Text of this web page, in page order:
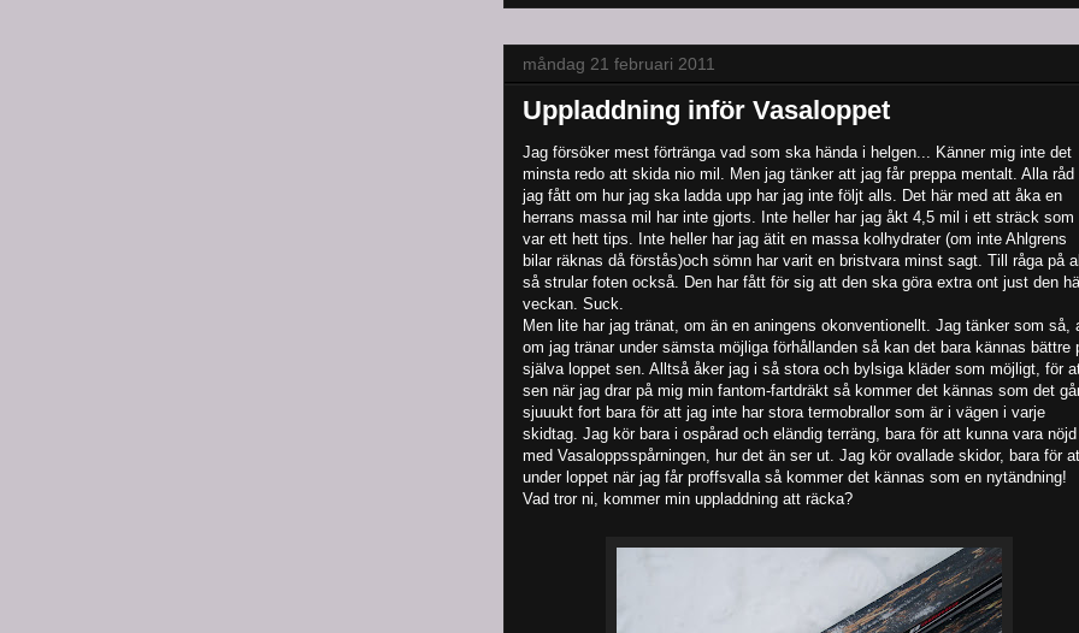
måndag 21 februari 2011
Uppladdning inför Vasaloppet
Jag försöker mest förtränga vad som ska hända i helgen... Känner mig inte det
minsta redo att skida nio mil. Men jag tänker att jag får preppa mentalt. Alla råd
jag fått om hur jag ska ladda upp har jag inte följt alls. Det här med att åka en
herrans massa mil har inte gjorts. Inte heller har jag åkt 4,5 mil i ett sträck som
var ett hett tips. Inte heller har jag ätit en massa kolhydrater (om inte Ahlgrens
bilar räknas då förstås)och sömn har varit en bristvara minst sagt. Till råga på
så strular foten också. Den har fått för sig att den ska göra extra ont just den
veckan. Suck.
Men lite har jag tränat, om än en aningens okonventionellt. Jag tänker som så,
om jag tränar under sämsta möjliga förhållanden så kan det bara kännas bättre
själva loppet sen. Alltså åker jag i så stora och bylsiga kläder som möjligt, för
sen när jag drar på mig min fantom-fartdräkt så kommer det kännas som det
sjuuukt fort bara för att jag inte har stora termobrallor som är i vägen i varje
skidtag. Jag kör bara i ospårad och eländig terräng, bara för att kunna vara nöjd
med Vasaloppsspårningen, hur det än ser ut. Jag kör ovallade skidor, bara för
under loppet när jag får proffsvalla så kommer det kännas som en nytändning!
Vad tror ni, kommer min uppladdning att räcka?